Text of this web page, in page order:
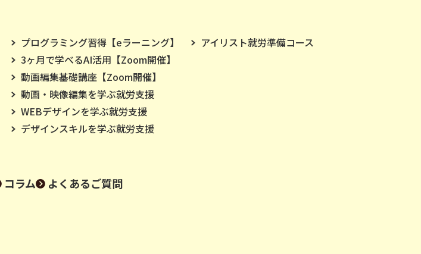
プログラミング習得【eラーニング】
3ヶ月で学べるAI活用【Zoom開催】
動画編集基礎講座【Zoom開催】
動画・映像編集を学ぶ就労支援
WEBデザインを学ぶ就労支援
デザインスキルを学ぶ就労支援
アイリスト就労準備コース
コラム よくあるご質問